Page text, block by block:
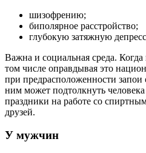
шизофрению;
биполярное расстройство;
глубокую затяжную
Важна и социальная среда.
том числе оправдывая это
при предрасположенности запои
ним может подтолкнуть
праздники на работе со
друзей.
У мужчин